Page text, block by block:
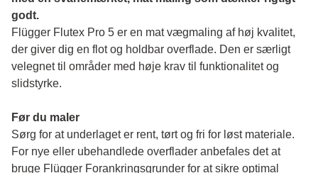
godt.
Flügger Flutex Pro 5 er en mat vægmaling af høj kvalitet,
der giver dig en flot og holdbar overflade. Den er særligt
velegnet til områder med høje krav til funktionalitet og
slidstyrke.
Før du maler
Sørg for at underlaget er rent, tørt og fri for løst materiale.
For nye eller ubehandlede overflader anbefales det at
bruge Flügger Forankringsgrunder for at sikre optimal